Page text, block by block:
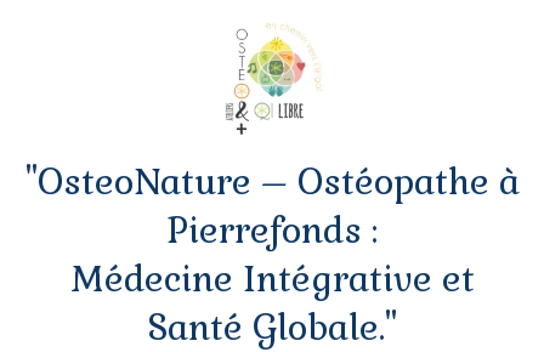
"OsteoNature – Ostéopathe à
Pierrefonds :
Médecine Intégrative et
Santé Globale."